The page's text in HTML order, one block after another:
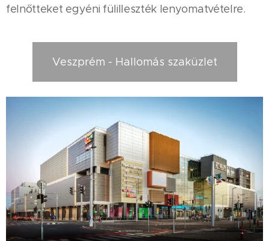
felnőtteket egyéni fülilleszték lenyomatvételre.
Veszprém - Hallomás szaküzlet